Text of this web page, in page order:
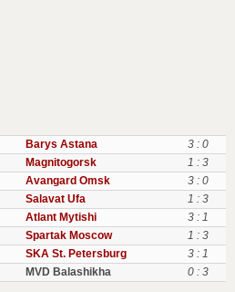
Barys Astana
3 : 0
Magnitogorsk
1 : 3
Avangard Omsk
3 : 0
Salavat Ufa
1 : 3
Atlant Mytishi
3 : 1
Spartak Moscow
1 : 3
SKA St. Petersburg
3 : 1
MVD Balashikha 0 : 3